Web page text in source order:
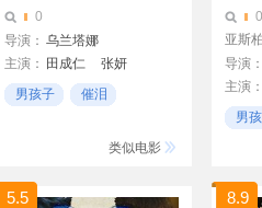
0
导演： 乌兰塔娜
主演：
田成仁
张妍
郝洋
于伟杰
男孩子
催泪
类似电影
0
亚斯
导演
主演
简志
男
5.5 8.9